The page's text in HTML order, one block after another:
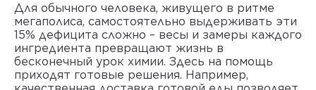
Для обычного человека, живущего в ритме
мегаполиса, самостоятельно выдерживать эти
15% дефицита сложно – весы и замеры каждого
ингредиента превращают жизнь в
бесконечный урок химии. Здесь на помощь
приходят готовые решения. Например,